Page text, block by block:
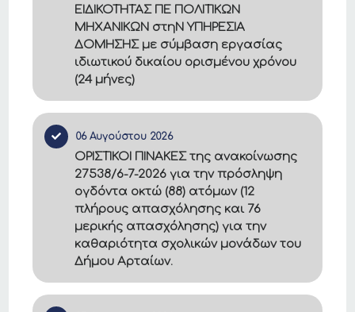
ΕΙΔΙΚΟΤΗΤΑΣ ΠΕ ΠΟΛΙΤΙΚΩΝ
ΜΗΧΑΝΙΚΩΝ στηΝ ΥΠΗΡΕΣΙΑ
ΔΟΜΗΣΗΣ με σύμβαση εργασίας
ιδιωτικού δικαίου ορισμένου χρόνου
(24 μήνες)
06 Αυγούστου 2026
ΟΡΙΣΤΙΚΟΙ ΠΙΝΑΚΕΣ της ανακοίνωσης
27538/6-7-2026 για την πρόσληψη
ογδόντα οκτώ (88) ατόμων (12
πλήρους απασχόλησης και 76
μερικής απασχόλησης) για την
καθαριότητα σχολικών μονάδων του
Δήμου Αρταίων.